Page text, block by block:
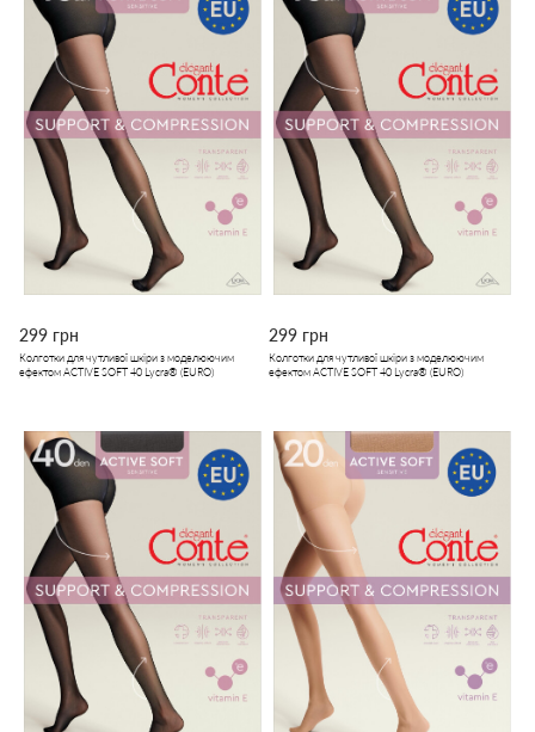
299 грн
Колготки для чутливої шкіри з моделюючим
ефектом ACTIVE SOFT 40 Lycra® (EURO)
299 грн
Колготки для чутливої шкіри з моделюючим
ефектом ACTIVE SOFT 40 Lycra® (EURO)